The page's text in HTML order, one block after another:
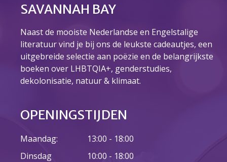
december 2022
oktober 2022
september 2022
augustus 2022
juni 2022
april 2022
maart 2022
SAVANNAH BAY
Naast de mooiste Nederlandse en Engelstalige
literatuur vind je bij ons de leukste cadeautjes, een
uitgebreide selectie aan poëzie en de belangrijkste
boeken over LHBTQIA+, genderstudies,
dekolonisatie, natuur & klimaat.
OPENINGSTIJDEN
Maandag:
Dinsdag
13:00 - 18:00
10:00 - 18:00